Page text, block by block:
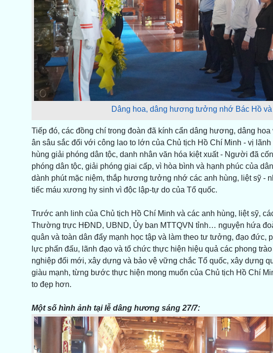
Dâng hoa, dâng hương tưởng nhớ Bác Hồ và
Tiếp đó, các đồng chí trong đoàn đã kính cẩn dâng hương, dâng
ân sâu sắc đối với công lao to lớn của Chủ tịch Hồ Chí Minh - vị
hùng giải phóng dân tộc, danh nhân văn hóa kiệt xuất - Người đã
phóng dân tộc, giải phóng giai cấp, vì hòa bình và hạnh phúc của
dành phút mặc niệm, thắp hương tưởng nhớ các anh hùng, liệt sỹ -
tiếc máu xương hy sinh vì độc lập-tự do của Tổ quốc.
Trước anh linh của Chủ tịch Hồ Chí Minh và các anh hùng, liệt sỹ,
Thường trực HĐND, UBND, Ủy ban MTTQVN tỉnh… nguyện hứa
quân và toàn dân đẩy mạnh học tập và làm theo tư tưởng, đạo đức,
lực phấn đấu, lãnh đạo và tổ chức thực hiện hiệu quả các phong
nghiệp đổi mới, xây dựng và bảo vệ vững chắc Tổ quốc, xây dựng
giàu mạnh, từng bước thực hiện mong muốn của Chủ tịch Hồ Chí
to đẹp hơn.
Một số hình ảnh tại lễ dâng hương sáng 27/7: